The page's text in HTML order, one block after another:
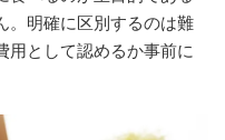
。明確に区別するのは難
用として認めるか事前に